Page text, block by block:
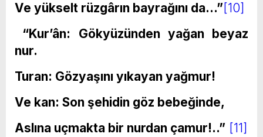
Ve yükselt rüzgârın bayrağını da…” [10]
“Kur’ân: Gökyüzünden yağan beyaz
nur.
Turan: Gözyaşını yıkayan yağmur!
Ve kan: Son şehidin göz bebeğinde,
Aslına uçmakta bir nurdan çamur!..” [11]